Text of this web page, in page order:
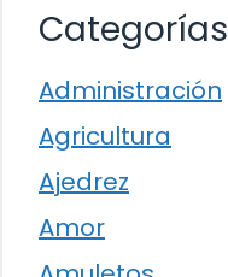
Categorías
Administración
Agricultura
Ajedrez
Amor